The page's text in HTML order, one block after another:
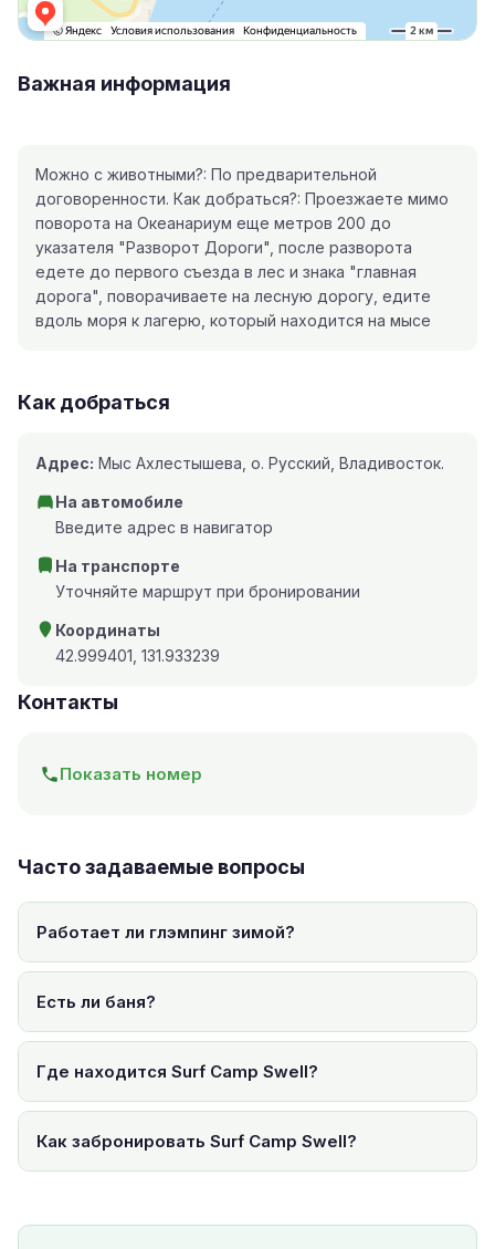
Важная информация
Можно с животными?: По предварительной
договоренности. Как добраться?: Проезжаете мимо
поворота на Океанариум еще метров 200 до
указателя "Разворот Дороги", после разворота
едете до первого съезда в лес и знака "главная
дорога", поворачиваете на лесную дорогу, едите
вдоль моря к лагерю, который находится на мысе
Как добраться
Адрес: Мыс Ахлестышева, о. Русский, Владивосток.
На автомобиле
Введите адрес в навигатор
На транспорте
Уточняйте маршрут при бронировании
Координаты
42.999401, 131.933239
Контакты
Показать номер
Часто задаваемые вопросы
Работает ли глэмпинг зимой?
Есть ли баня?
Где находится Surf Camp Swell?
Как забронировать Surf Camp Swell?